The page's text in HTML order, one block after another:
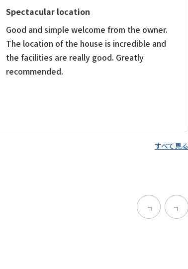
Spectacular location
Good and simple welcome from the owner.
The location of the house is incredible and
the facilities are really good. Greatly
recommended.
すべて見る